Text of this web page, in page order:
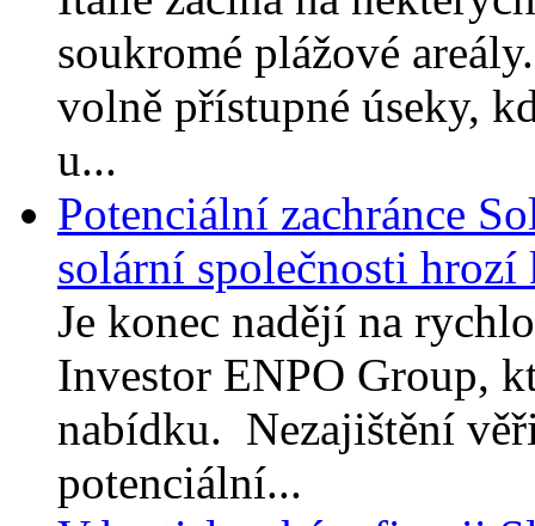
soukromé plážové
volně přístupné úseky,
u...
Potenciální zachránce
solární společnosti hrozí
Je konec nadějí na
Investor ENPO Group,
nabídku. Nezajištění
potenciální...